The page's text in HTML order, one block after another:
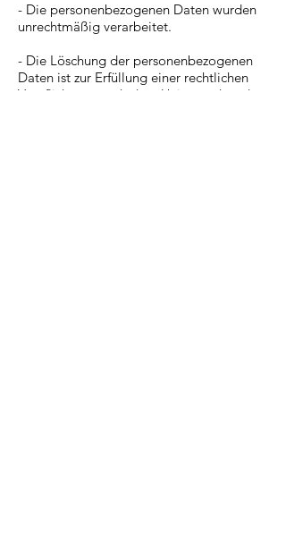
- Die personenbezogenen Daten wurden
unrechtmäßig verarbeitet.
- Die Löschung der personenbezogenen
Daten ist zur Erfüllung einer rechtlichen
Verpflichtung nach dem Unionsrecht oder